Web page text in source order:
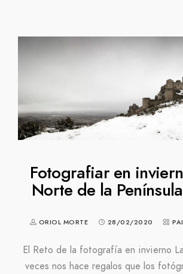
Fotografiar en
Norte de la
ORIOL MORTE 28/02/2020
El Reto de la fotografía en invierno
veces nos hace regalos que los